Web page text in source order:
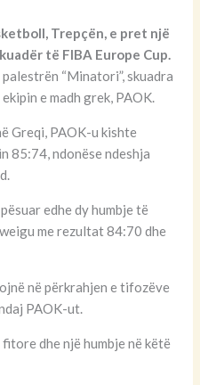
Trepçën, e pret një
të FIBA Europe Cup.
“Minatori”, skuadra
e madh grek, PAOK.
Greqi, PAOK-u kishte
85:74, ndonëse ndeshja
edhe dy humbje të
me rezultat 84:70 dhe
në përkrahjen e tifozëve
PAOK-ut.
dhe një humbje në këtë